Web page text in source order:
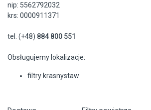
nip: 5562792032
krs: 0000911371
tel. (+48) 884 800 551
Obsługujemy lokalizacje:
filtry krasnystaw